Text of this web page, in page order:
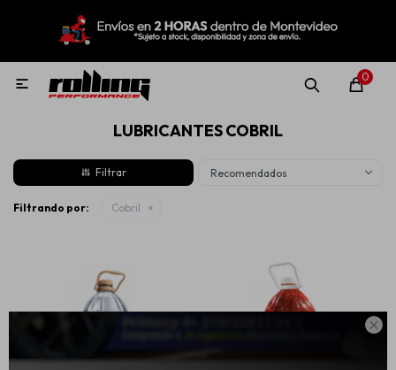

0

LUBRICANTES COBRIL
Recomendados
Filtrando por: Cobril
MI CUENTA
Nuevo! Rolling Repuestos
Llantas
Lubricantes
Aditivos